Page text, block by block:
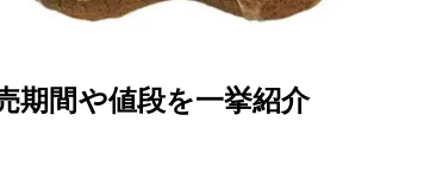
期間や値段を一挙紹介